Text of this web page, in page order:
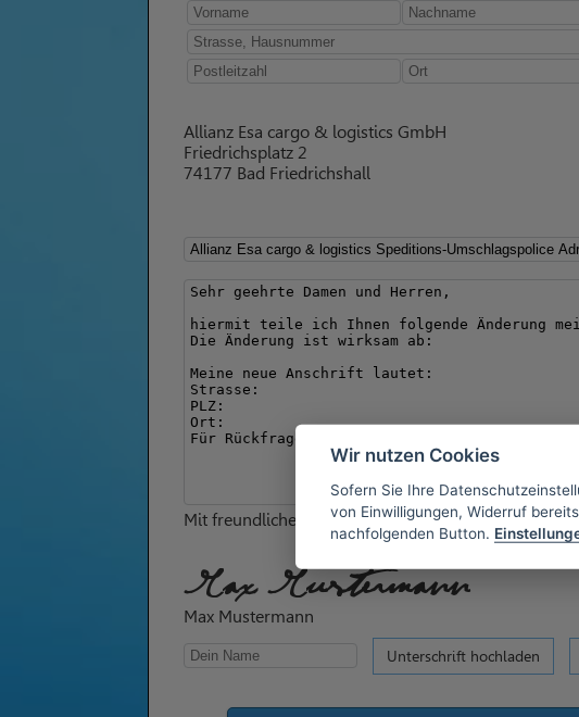
Allianz Esa cargo & logistics GmbH
Friedrichsplatz 2
74177 Bad Friedrichshall
Mit freundlichen Grüßen
Max Mustermann
Max Mustermann
Unterschrift hochladen
Wir nutzen Cookies
Sofern Sie Ihre
von Einwilligungen, Widerruf
nachfolgenden Button.